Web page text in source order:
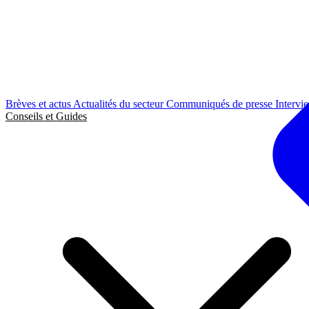
Brèves et actus Actualités du secteurCommuniqués de presse
Conseils et Guides